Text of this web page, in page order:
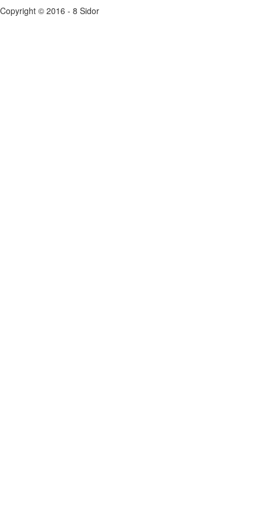
Copyright © 2016 - 8 Sidor